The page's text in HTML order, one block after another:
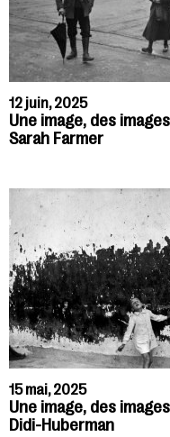
12 juin, 2025
Une image, des
Sarah Farmer
15 mai, 2025
Une image, des
Didi-Huberman